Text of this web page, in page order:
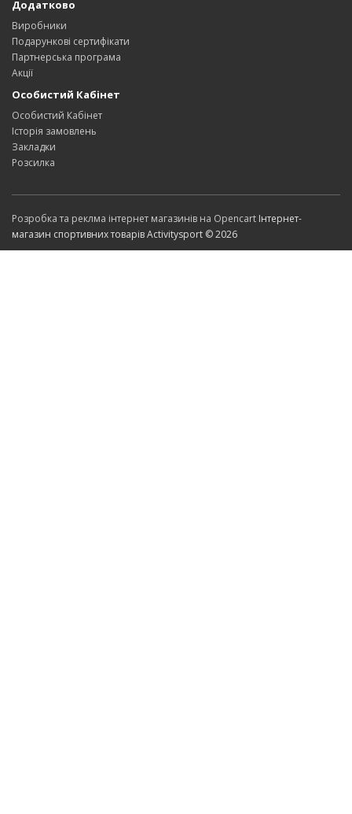
Додатково
Виробники
Подарункові сертифікати
Партнерська програма
Акції
Особистий Кабінет
Особистий Кабінет
Історія замовлень
Закладки
Розсилка
Розробка та реклма інтернет магазинів на Opencart Інтернет-
магазин спортивних товарів Activitysport © 2026